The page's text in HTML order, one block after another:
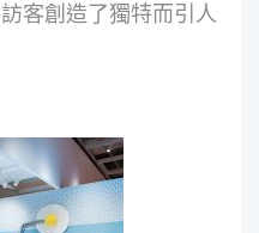
客創造了獨特而引人